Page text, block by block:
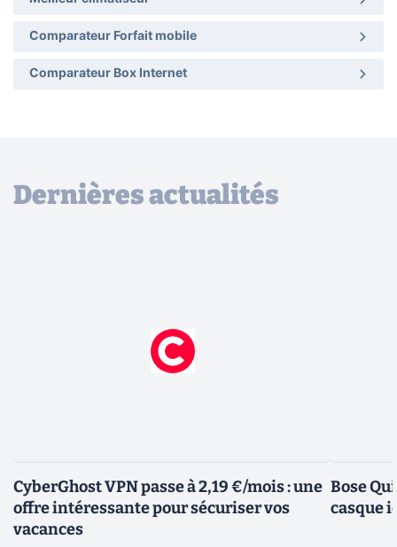
Comparateur Forfait mobile
Comparateur Box Internet
Dernières actualités
CyberGhost VPN passe à 2,19 €/mois : une
offre intéressante pour sécuriser vos
vacances
Bose
casque